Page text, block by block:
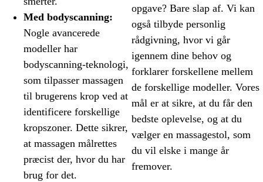
Med bodyscanning:
Nogle avancerede
modeller har
bodyscanning-teknologi,
som tilpasser massagen
til brugerens krop ved at
identificere forskellige
kropszoner. Dette sikrer,
at massagen målrettes
præcist der, hvor du har
brug for det.
opgave? Bare slap af. Vi kan
også tilbyde personlig
rådgivning, hvor vi går
igennem dine behov og
forklarer forskellene mellem
de forskellige modeller. Vores
mål er at sikre, at du får den
bedste oplevelse, og at du
vælger en massagestol, som
du vil elske i mange år
fremover.